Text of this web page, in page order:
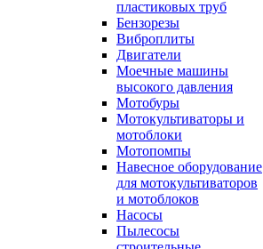
пластиковых труб
Бензорезы
Виброплиты
Двигатели
Моечные машины
высокого давления
Мотобуры
Мотокультиваторы и
мотоблоки
Мотопомпы
Навесное оборудование
для мотокультиваторов
и мотоблоков
Насосы
Пылесосы